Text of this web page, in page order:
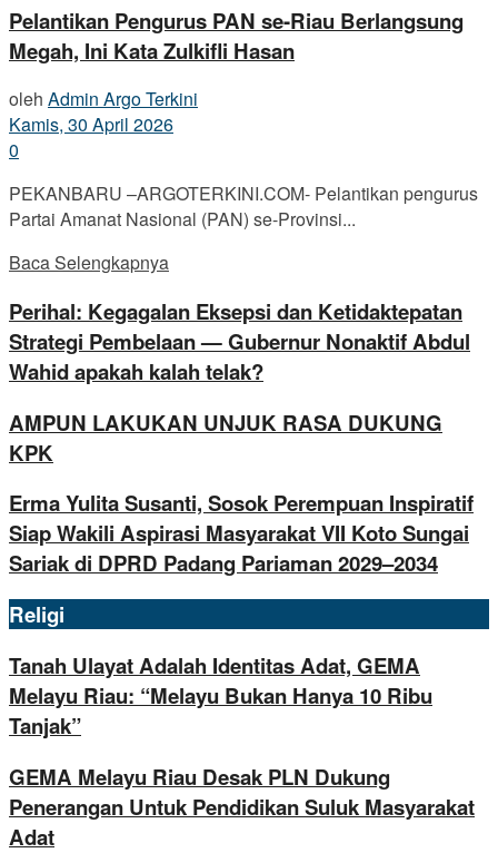
Pelantikan Pengurus PAN se-Riau Berlangsung
Megah, Ini Kata Zulkifli Hasan
oleh Admin Argo Terkini
Kamis, 30 April 2026
0
PEKANBARU –ARGOTERKINI.COM- Pelantikan pengurus
Partai Amanat Nasional (PAN) se-Provinsi...
Baca Selengkapnya
Perihal: Kegagalan Eksepsi dan Ketidaktepatan
Strategi Pembelaan — Gubernur Nonaktif Abdul
Wahid apakah kalah telak?
AMPUN LAKUKAN UNJUK RASA DUKUNG
KPK
Erma Yulita Susanti, Sosok Perempuan Inspiratif
Siap Wakili Aspirasi Masyarakat VII Koto Sungai
Sariak di DPRD Padang Pariaman 2029–2034
Religi
Tanah Ulayat Adalah Identitas Adat, GEMA
Melayu Riau: “Melayu Bukan Hanya 10 Ribu
Tanjak”
GEMA Melayu Riau Desak PLN Dukung
Penerangan Untuk Pendidikan Suluk Masyarakat
Adat